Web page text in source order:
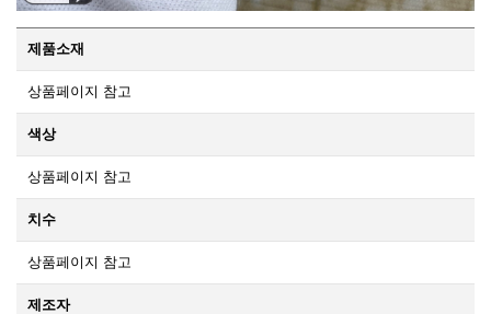
제품소재
상품페이지 참고
색상
상품페이지 참고
치수
상품페이지 참고
제조자